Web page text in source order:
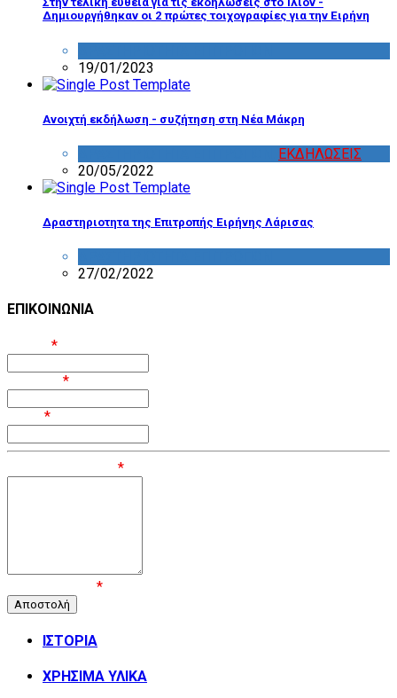
Δημιουργήθηκαν οι 2 πρώτες τοιχογραφίες για την Ειρήνη
19/01/2023
Ανοιχτή εκδήλωση - συζήτηση στη Νέα Μάκρη
ΕΚΔΗΛΩΣΕΙΣ
20/05/2022
Δραστηριοτητα της Επιτροπής Ειρήνης Λάρισας
27/02/2022
ΕΠΙΚΟΙΝΩΝΙΑ
*
*
*
*
*
ΙΣΤΟΡΙΑ
ΧΡΗΣΙΜΑ ΥΛΙΚΑ